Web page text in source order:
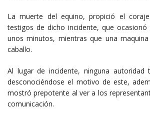
La muerte del equino, propició el
testigos de dicho incidente, que
unos minutos, mientras que una
caballo.
Al lugar de incidente, ninguna autoridad
desconociéndose el motivo de este,
mostró prepotente al ver a los
comunicación.